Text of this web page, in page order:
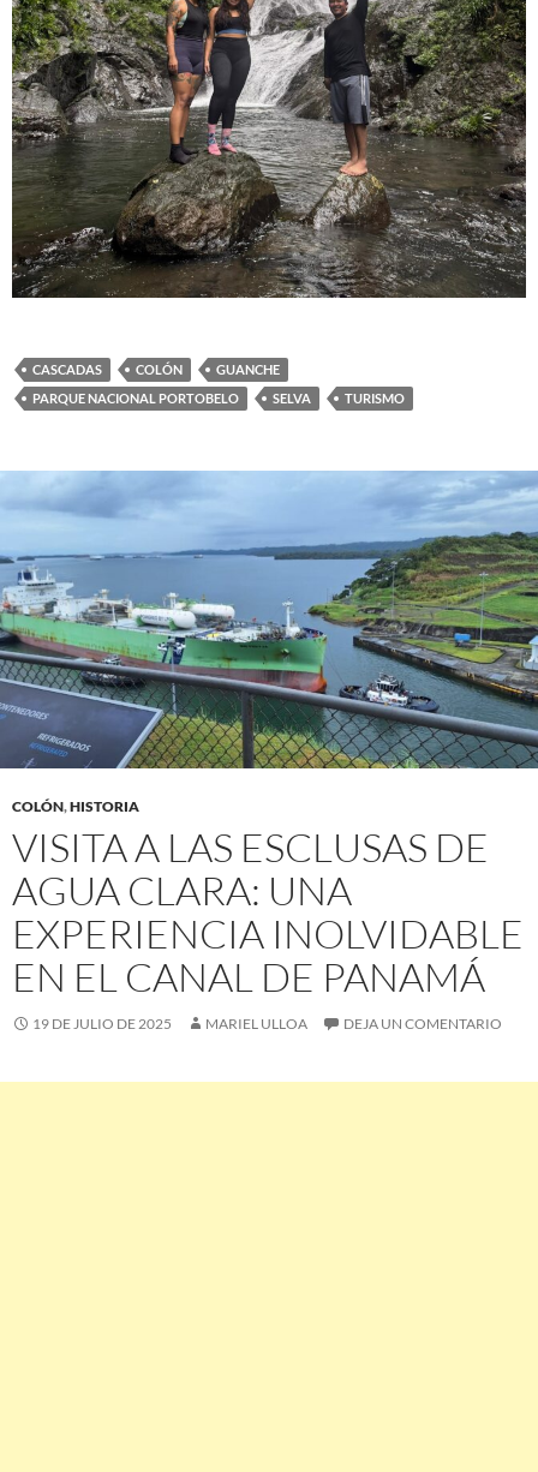
CASCADAS COLÓN
GUANCHE
PARQUE NACIONAL PORTOBELO
SELVA TURISMO
COLÓN,HISTORIA
VISITA A LAS ESCLUSAS DE
AGUA CLARA: UNA
EXPERIENCIA INOLVIDABLE
EN EL CANAL DE PANAMÁ
19 DE JULIO DE 2025 MARIEL ULLOA DEJA UN COMENTARIO